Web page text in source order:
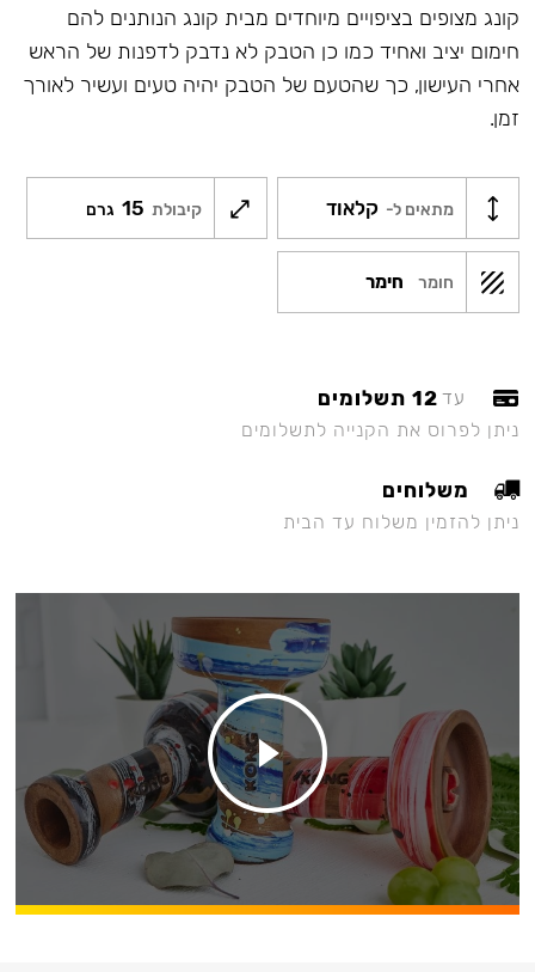
קונג מצופים בציפויים מיוחדים מבית קונג הנותנים להם
חימום יציב ואחיד כמו כן הטבק לא נדבק לדפנות של הראש
אחרי העישון, כך שהטעם של הטבק יהיה טעים ועשיר לאורך
זמן.
מתאים ל- קלאוד קיבולת 15 גרם
חומר חימר
עד 12 תשלומים
ניתן לפרוס את הקנייה לתשלומים
משלוחים
ניתן להזמין משלוח עד הבית